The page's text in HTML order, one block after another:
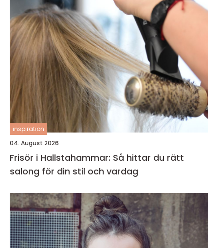
inspiration
04. August 2026
Frisör i Hallstahammar: Så hittar du rätt
salong för din stil och vardag